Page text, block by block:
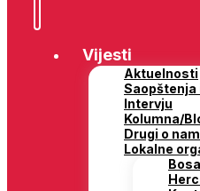
Vijesti
Aktuelnosti
Saopštenja
Intervju
Kolumna/
Drugi o
Lokalne